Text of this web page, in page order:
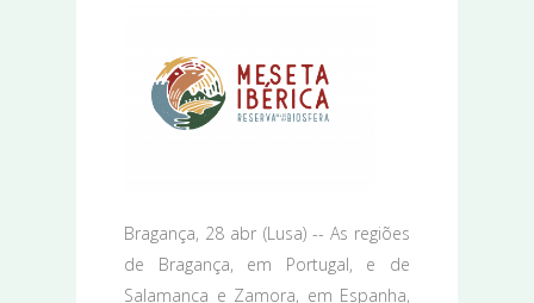
Bragança, 28 abr (Lusa) -- As regiões
de Bragança, em Portugal, e de
Salamanca e Zamora, em Espanha,